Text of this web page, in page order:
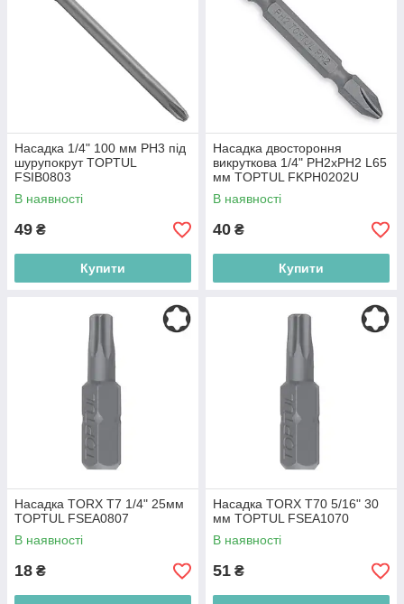
Насадка 1/4" 100 мм PH3 під
шурупокрут TOPTUL
FSIB0803
В наявності
49 ₴
Купити
Насадка двостороння
викруткова 1/4" PH2хPH2 L65
мм TOPTUL FKPH0202U
В наявності
40 ₴
Купити
Насадка TORX T7 1/4" 25мм
TOPTUL FSEA0807
В наявності
18 ₴
Насадка TORX T70 5/16" 30
мм TOPTUL FSEA1070
В наявності
51 ₴